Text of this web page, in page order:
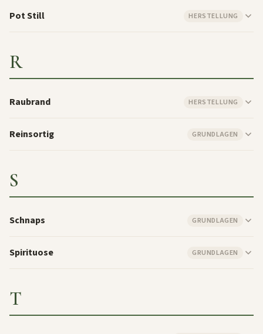
Pot Still HERSTELLUNG
R
Raubrand HERSTELLUNG
Reinsortig GRUNDLAGEN
S
Schnaps GRUNDLAGEN
Spirituose GRUNDLAGEN
T